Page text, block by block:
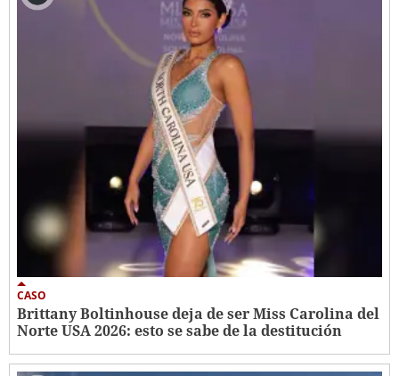
CASO
Brittany Boltinhouse deja de ser Miss Carolina del
Norte USA 2026: esto se sabe de la destitución